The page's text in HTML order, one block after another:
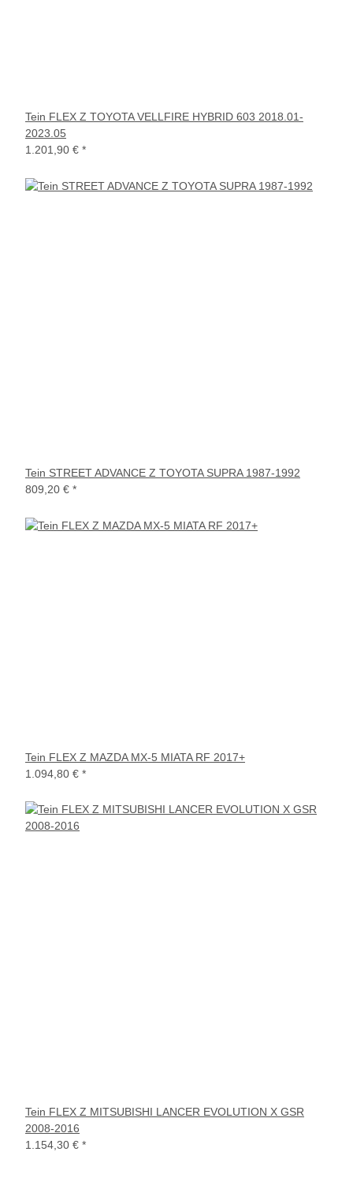
Tein FLEX Z TOYOTA VELLFIRE HYBRID 603 2018.01-
2023.05
1.201,90 € *
Tein STREET ADVANCE Z TOYOTA SUPRA 1987-1992
809,20 € *
Tein FLEX Z MAZDA MX-5 MIATA RF 2017+
1.094,80 € *
Tein FLEX Z MITSUBISHI LANCER EVOLUTION X GSR
2008-2016
1.154,30 € *